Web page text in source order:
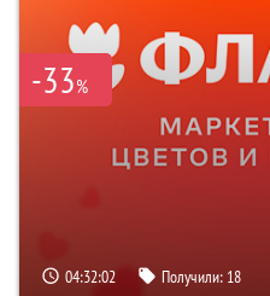
-33%
04:32:01 Получили: 18